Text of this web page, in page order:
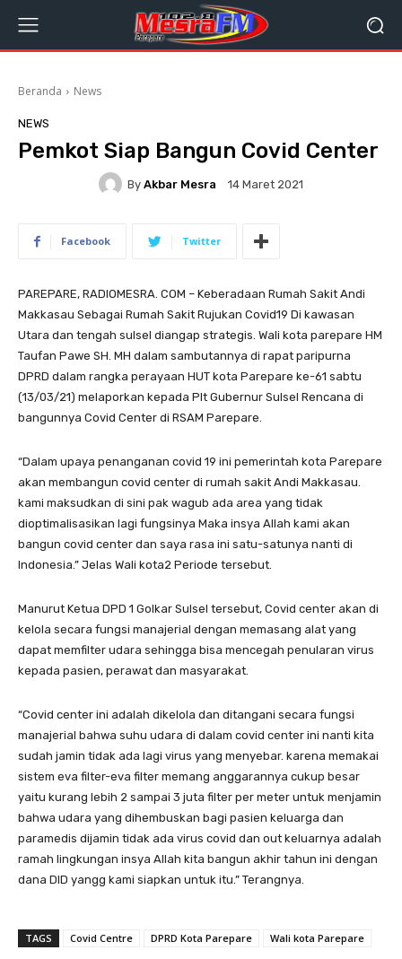
Beranda News
NEWS
Pemkot Siap Bangun Covid Center
By Akbar Mesra 14 Maret 2021
Facebook Twitter
PAREPARE, RADIOMESRA. COM – Keberadaan Rumah Sakit Andi
Makkasau Sebagai Rumah Sakit Rujukan Covid19 Di kawasan
Utara dan tengah sulsel diangap strategis. Wali kota parepare HM
Taufan Pawe SH. MH dalam sambutannya di rapat paripurna
DPRD dalam rangka perayaan HUT kota Parepare ke-61 sabtu
(13/03/21) melaporkan kepada Plt Gubernur Sulsel Rencana di
bangunnya Covid Center di RSAM Parepare.
“Dalam upaya penanganan covid 19 ini pemerintah kota Parepare
akan membangun covid center di rumah sakit Andi Makkasau.
kami maksudkan di sini pak wagub ada area yang tidak
dioptimalisasikan lagi fungsinya Maka insya Allah kami akan
bangun covid center dan saya rasa ini satu-satunya nanti di
Indonesia.” Jelas Wali kota2 Periode tersebut.
Manurut Ketua DPD 1 Golkar Sulsel tersebut, Covid center akan di
kelola secara fungsi manajerial dengan memasang alat yang
dapat memfilter udara sehingga bisa mencegah penularan virus
kepada pasien, perawat dan masyarakat.
“Covid center ini adalah dikelola dan ditangani secara fungsi
manajerial bahwa suhu udara di dalam covid center ini nanti kita
sudah jamin tidak ada lagi virus yang menyebar. karena memakai
sistem eva filter-eva filter memang anggarannya cukup besar
yaitu kurang lebih 2 sampai 3 juta filter per meter untuk menjamin
bahwa udara yang dihembuskan bagi pasien keluarga dan
paramedis dijamin tidak ada virus covid dan out keluarnya adalah
ramah lingkungan insya Allah kita bangun akhir tahun ini dengan
dana DID yangg kami siapkan untuk itu.” Terangnya.
TAGS Covid Centre DPRD Kota Parepare Wali kota Parepare